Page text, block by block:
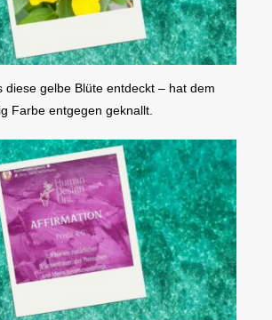
diese gelbe Blüte entdeckt – hat dem
Farbe entgegen geknallt.